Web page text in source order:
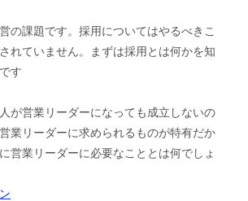
の課題です。採用についてはやるべきこ
れていません。まずは採用とは何かを知
す
が営業リーダーになっても成立しないの
業リーダーに求められるものが特有だか
営業リーダーに必要なこととは何でしょ